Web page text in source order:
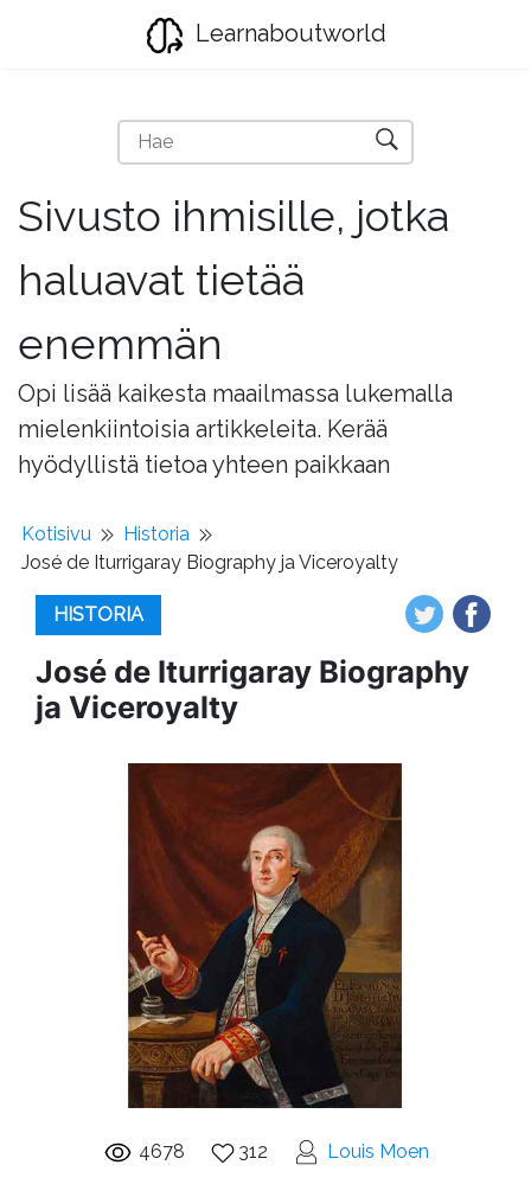
Learnaboutworld
Sivusto ihmisille, jotka
haluavat tietää
enemmän
Opi lisää kaikesta maailmassa lukemalla
mielenkiintoisia artikkeleita. Kerää
hyödyllistä tietoa yhteen paikkaan
Kotisivu
Historia
José de Iturrigaray Biography ja Viceroyalty
HISTORIA
José de Iturrigaray Biography
ja Viceroyalty
4678 312 Louis Moen